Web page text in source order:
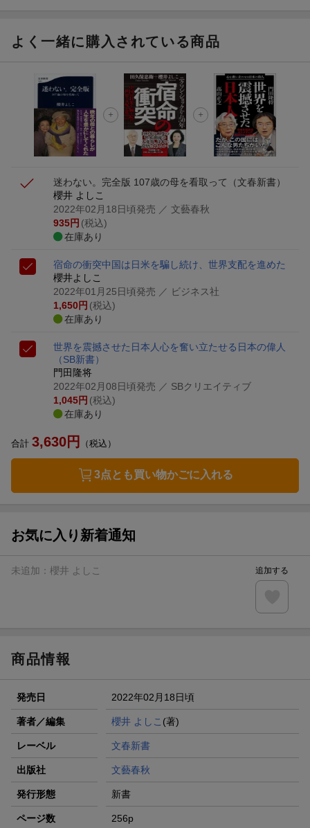
ト山分け
エントリー＆3,000円以上購入で無料データSIM（3GB/月プ
ラン）が当たる！
楽天モバイル紹介キャンペーンの拡散で300円OFFクーポン
進呈
よく一緒に購入されている商品
迷わない。完全版 107歳の母を看取って
（文春新書）
櫻井 よしこ
2022年02月18日頃発売 ／ 文藝春秋
935円 (税込)
在庫あり
宿命の衝突中国は日米を騙し続け、世界支配を進めた
櫻井よしこ
2022年01月25日頃発売 ／ ビジネス社
1,650円 (税込)
在庫あり
世界を震撼させた日本人心を奮い立たせる日本の偉人
（SB新書）
門田隆将
2022年02月08日頃発売 ／ SBクリエイティブ
1,045円 (税込)
在庫あり
合計 3,630円 （税込）
3点とも買い物かごに入れる
お気に入り新着通知
未追加： 櫻井 よしこ 追加する
商品情報
発売日 2022年02月18日頃
著者／編集 櫻井 よしこ (著)
レーベル 文春新書
出版社 文藝春秋
発行形態 新書
ページ数 256p